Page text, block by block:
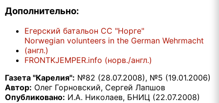
Дополнительно:
Егерский батальон СС "Норге"
Norwegian volunteers in the German Wehrmacht
(англ.)
FRONTKJEMPER.info (норв./англ.)
Газета "Карелия": №82 (28.07.2008), №5 (19.01.2006)
Автор: Олег Горновский, Сергей Лапшов
Опубликовано: И.А. Николаев, БНИЦ (22.07.2008)